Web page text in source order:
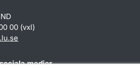
00 (vxl)
.se
medier